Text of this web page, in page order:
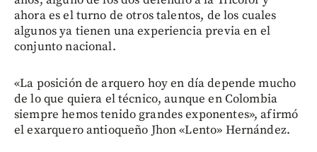
ahora es el turno de otros talentos, de los cuales
algunos ya tienen una experiencia previa en el
conjunto nacional.
«La posición de arquero hoy en día depende mucho
de lo que quiera el técnico, aunque en Colombia
siempre hemos tenido grandes exponentes», afirmó
el exarquero antioqueño Jhon «Lento» Hernández.